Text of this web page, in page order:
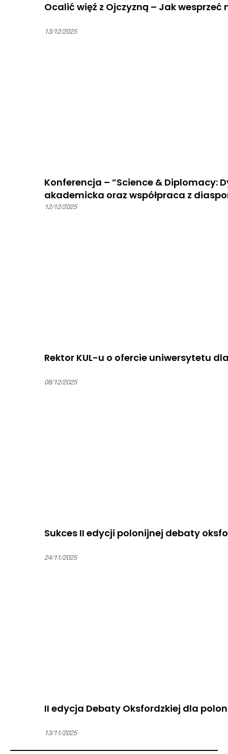
Ocalić więź z Ojczyzną – Jak wesprzeć
13/12/2025
Konferencja – ”Science & Diplomacy:
akademicka oraz współpraca z
12/12/2025
Rektor KUL-u o ofercie uniwersytetu
08/12/2025
Sukces II edycji polonijnej debaty
24/11/2025
II edycja Debaty Oksfordzkiej dla
13/11/2025